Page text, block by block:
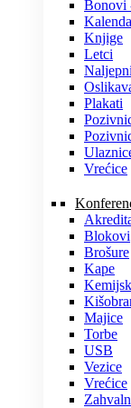
Bonovi
Knjige
Letci
Plakati
Vrećice
Blokovi
Brošure
Kape
Majice
Torbe
USB
Vezice
Vrećice